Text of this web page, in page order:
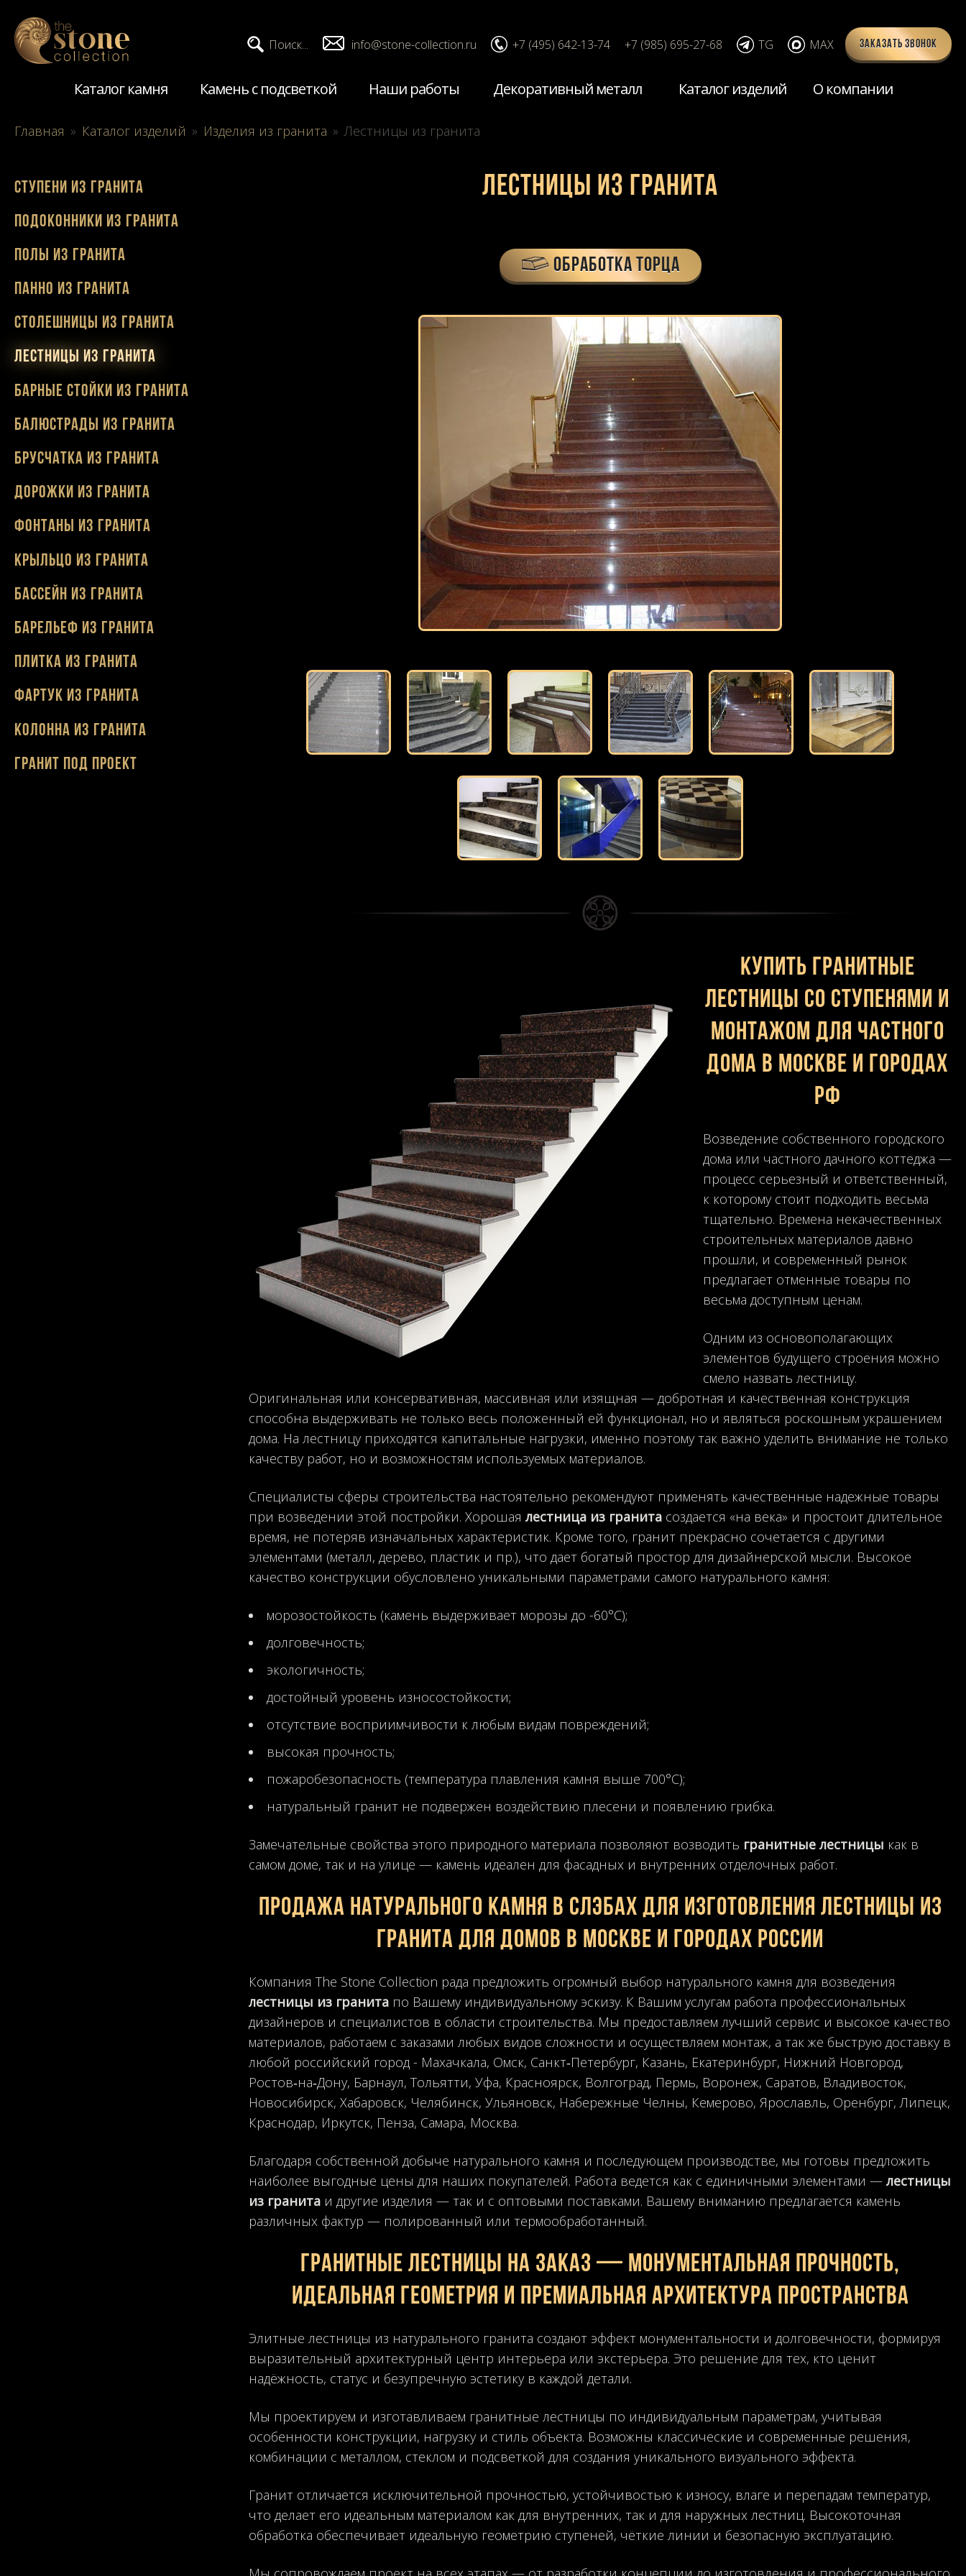
Заказать звонок
Поиск... info@stone-collection.ru +7 (495) 642-13-74 +7 (985) 695-27-68 TG MAX
Каталог камня Камень с подсветкой Наши работы Декоративный металл Каталог изделий О компании
Главная » Каталог изделий » Изделия из гранита » Лестницы из гранита
Ступени из гранита
Подоконники из гранита
Полы из гранита
Панно из гранита
Столешницы из гранита
Лестницы из гранита
Барные стойки из гранита
Балюстрады из гранита
Брусчатка из гранита
Дорожки из гранита
Фонтаны из гранита
Крыльцо из гранита
Бассейн из гранита
Барельеф из гранита
Плитка из гранита
Фартук из гранита
Колонна из гранита
Гранит под проект
Лестницы из гранита
ОБРАБОТКА ТОРЦА
Купить гранитные
лестницы со ступенями и
монтажом для частного
дома в Москве и городах
РФ
Возведение собственного городского
дома или частного дачного коттеджа —
процесс серьезный и ответственный,
к которому стоит подходить весьма
тщательно. Времена некачественных
строительных материалов давно
прошли, и современный рынок
предлагает отменные товары по
весьма доступным ценам.
Одним из основополагающих
элементов будущего строения можно
смело назвать лестницу.
Оригинальная или консервативная, массивная или изящная — добротная и качественная конструкция
способна выдерживать не только весь положенный ей функционал, но и являться роскошным украшением
дома. На лестницу приходятся капитальные нагрузки, именно поэтому так важно уделить внимание не только
качеству работ, но и возможностям используемых материалов.
Специалисты сферы строительства настоятельно рекомендуют применять качественные надежные товары
при возведении этой постройки. Хорошая лестница из гранита создается «на века» и простоит длительное
время, не потеряв изначальных характеристик. Кроме того, гранит прекрасно сочетается с другими
элементами (металл, дерево, пластик и пр.), что дает богатый простор для дизайнерской мысли. Высокое
качество конструкции обусловлено уникальными параметрами самого натурального камня:
морозостойкость (камень выдерживает морозы до -60°С);
долговечность;
экологичность;
достойный уровень износостойкости;
отсутствие восприимчивости к любым видам повреждений;
высокая прочность;
пожаробезопасность (температура плавления камня выше 700°С);
натуральный гранит не подвержен воздействию плесени и появлению грибка.
Замечательные свойства этого природного материала позволяют возводить гранитные лестницы как в
самом доме, так и на улице — камень идеален для фасадных и внутренних отделочных работ.
Продажа натурального камня в слэбах для изготовления лестницы из
гранита для домов в Москве и городах России
Компания The Stone Collection рада предложить огромный выбор натурального камня для возведения
лестницы из гранита по Вашему индивидуальному эскизу. К Вашим услугам работа профессиональных
дизайнеров и специалистов в области строительства. Мы предоставляем лучший сервис и высокое качество
материалов, работаем с заказами любых видов сложности и осуществляем монтаж, а так же быструю доставку в
любой российский город - Махачкала, Омск, Санкт‑Петербург, Казань, Екатеринбург, Нижний Новгород,
Ростов‑на‑Дону, Барнаул, Тольятти, Уфа, Красноярск, Волгоград, Пермь, Воронеж, Саратов, Владивосток,
Новосибирск, Хабаровск, Челябинск, Ульяновск, Набережные Челны, Кемерово, Ярославль, Оренбург, Липецк,
Краснодар, Иркутск, Пенза, Самара, Москва.
Благодаря собственной добыче натурального камня и последующем производстве, мы готовы предложить
наиболее выгодные цены для наших покупателей. Работа ведется как с единичными элементами — лестницы
из гранита и другие изделия — так и с оптовыми поставками. Вашему вниманию предлагается камень
различных фактур — полированный или термообработанный.
Гранитные лестницы на заказ — монументальная прочность,
идеальная геометрия и премиальная архитектура пространства
Элитные лестницы из натурального гранита создают эффект монументальности и долговечности, формируя
выразительный архитектурный центр интерьера или экстерьера. Это решение для тех, кто ценит
надёжность, статус и безупречную эстетику в каждой детали.
Мы проектируем и изготавливаем гранитные лестницы по индивидуальным параметрам, учитывая
особенности конструкции, нагрузку и стиль объекта. Возможны классические и современные решения,
комбинации с металлом, стеклом и подсветкой для создания уникального визуального эффекта.
Гранит отличается исключительной прочностью, устойчивостью к износу, влаге и перепадам температур,
что делает его идеальным материалом как для внутренних, так и для наружных лестниц. Высокоточная
обработка обеспечивает идеальную геометрию ступеней, чёткие линии и безопасную эксплуатацию.